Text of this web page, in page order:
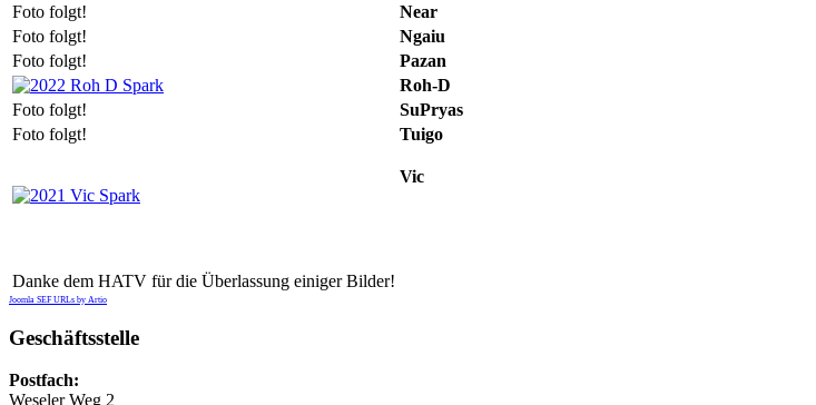
Foto folgt!
Near
Foto folgt!
Ngaiu
Foto folgt!
Pazan
Roh-D
Foto folgt!
SuPryas
Foto folgt!
Tuigo
Vic
Danke dem HATV für die Überlassung einiger Bilder!
Joomla SEF URLs by Artio
Geschäftsstelle
Postfach:
Weseler Weg 2